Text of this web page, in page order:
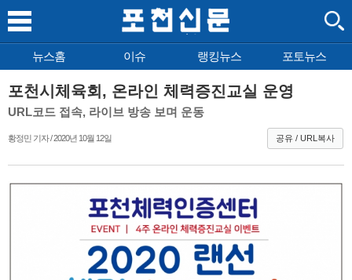
뉴스홈 이슈 랭킹뉴스 포토뉴스
포천시체육회, 온라인 체력증진교실 운영
URL코드 접속, 라이브 방송 보며 운동
황정민 기자 / 2020년 10월 12일 공유 / URL복사